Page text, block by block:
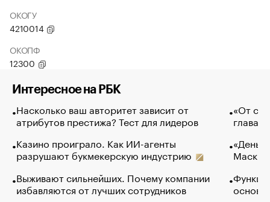
ОКОГУ
4210014
ОКОПФ
12300
Интересное на РБК
Насколько ваш авторитет зависит от
атрибутов престижа? Тест для лидеров
Казино проиграло. Как ИИ-агенты
разрушают букмекерскую индустрию
Выживают сильнейших. Почему компании
избавляются от лучших сотрудников
«От
глава
Маск в
основ